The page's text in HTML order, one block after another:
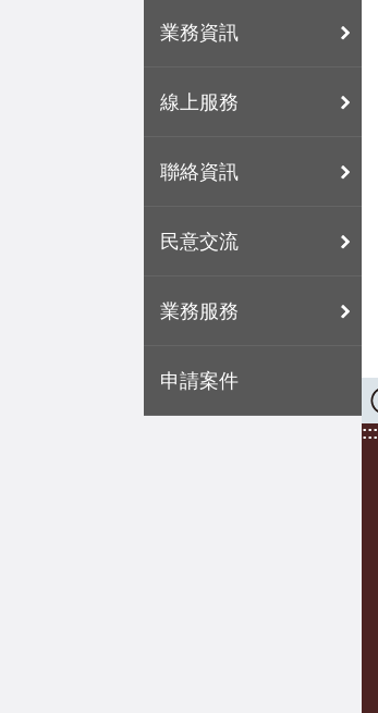
業務資訊
線上服務
聯絡資訊
民意交流
業務服務
申請案件
:::